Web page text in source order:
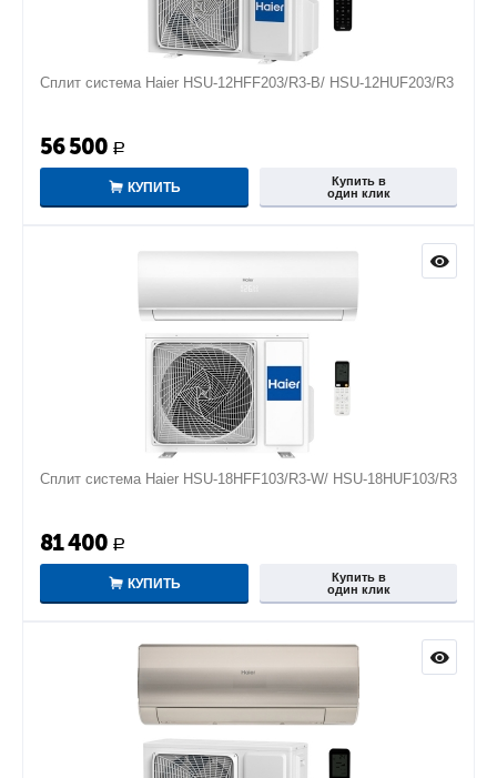
Сплит система Haier HSU-12HFF203/R3-B/ HSU-12HUF203/R3
56 500 Р
КУПИТЬ
Купить в
один клик
Сплит система Haier HSU-18HFF103/R3-W/ HSU-18HUF103/R3
81 400 Р
КУПИТЬ
Купить в
один клик